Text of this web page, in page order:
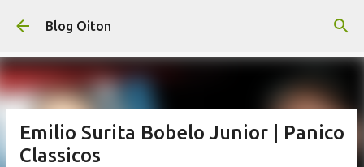
Pular para o conteúdo principal
Blog Oiton
Emilio Surita Bobelo Junior | Panico
Classicos